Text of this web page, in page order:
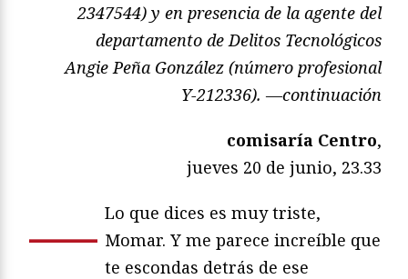
2347544) y en presencia de la agente del
departamento de Delitos Tecnológicos
Angie Peña González (número profesional
Y-212336). —continuación
comisaría Centro,
jueves 20 de junio, 23.33
— Lo que dices es muy triste,
Momar. Y me parece increíble que
te escondas detrás de ese